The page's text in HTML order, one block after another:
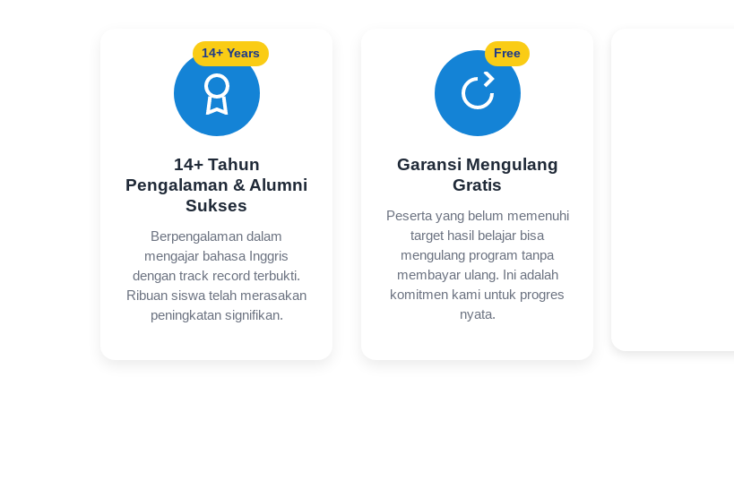
14+ Years
14+ Tahun
Pengalaman & Alumni
Sukses
Berpengalaman dalam
mengajar bahasa Inggris
dengan track record terbukti.
Ribuan siswa telah merasakan
peningkatan signifikan.
Free
Garansi Mengulang
Gratis
Peserta yang belum memenuhi
target hasil belajar bisa
mengulang program tanpa
membayar ulang. Ini adalah
komitmen kami untuk progres
nyata.